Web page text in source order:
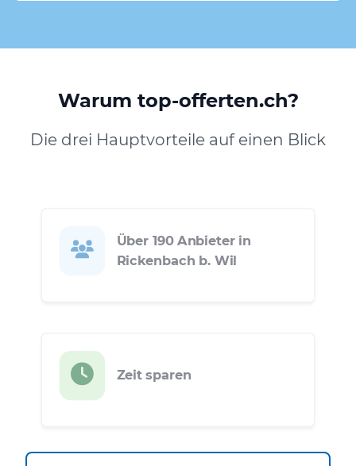
Warum top-offerten.ch?
Die drei Hauptvorteile auf einen Blick
Über 190 Anbieter in
Rickenbach b. Wil
Zeit sparen